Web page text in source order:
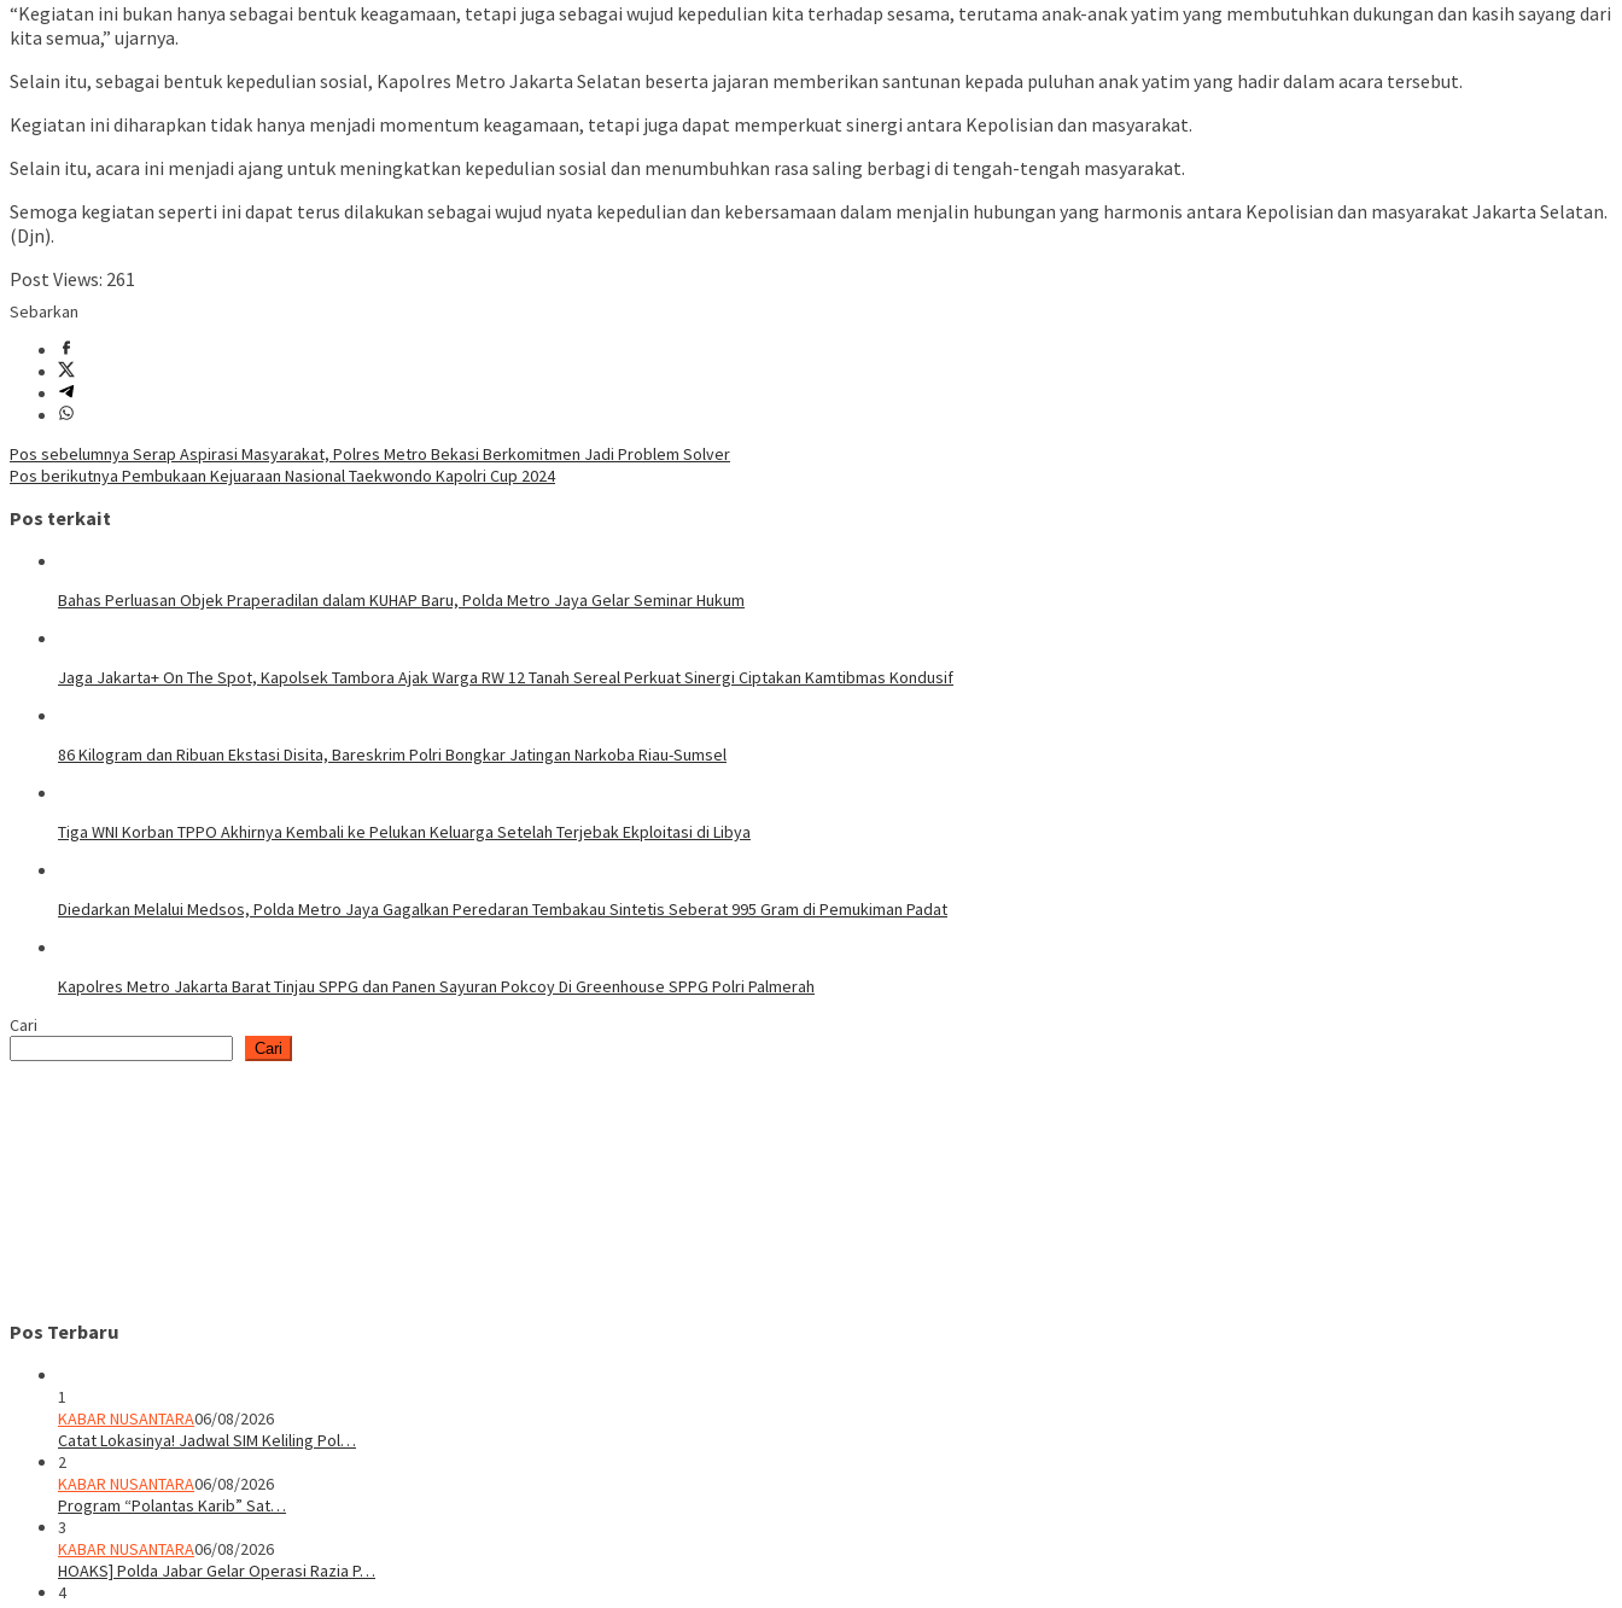
“Kegiatan ini bukan hanya sebagai bentuk keagamaan, tetapi juga sebagai wujud kepedulian kita terhadap sesama, terutama anak-anak yatim yang membutuhkan dukungan dan kasih sayang dari
kita semua,” ujarnya.
Selain itu, sebagai bentuk kepedulian sosial, Kapolres Metro Jakarta Selatan beserta jajaran memberikan santunan kepada puluhan anak yatim yang hadir dalam acara tersebut.
Kegiatan ini diharapkan tidak hanya menjadi momentum keagamaan, tetapi juga dapat memperkuat sinergi antara Kepolisian dan masyarakat.
Selain itu, acara ini menjadi ajang untuk meningkatkan kepedulian sosial dan menumbuhkan rasa saling berbagi di tengah-tengah masyarakat.
Semoga kegiatan seperti ini dapat terus dilakukan sebagai wujud nyata kepedulian dan kebersamaan dalam menjalin hubungan yang harmonis antara Kepolisian dan masyarakat Jakarta Selatan.
(Djn).
Post Views: 261
Sebarkan
Navigasi
pos
Pos sebelumnya Serap Aspirasi Masyarakat, Polres Metro Bekasi Berkomitmen Jadi Problem Solver
Pos berikutnya Pembukaan Kejuaraan Nasional Taekwondo Kapolri Cup 2024
Pos terkait
Bahas Perluasan Objek Praperadilan dalam KUHAP Baru, Polda Metro Jaya Gelar Seminar Hukum
Jaga Jakarta+ On The Spot, Kapolsek Tambora Ajak Warga RW 12 Tanah Sereal Perkuat Sinergi Ciptakan Kamtibmas Kondusif
86 Kilogram dan Ribuan Ekstasi Disita, Bareskrim Polri Bongkar Jatingan Narkoba Riau-Sumsel
Tiga WNI Korban TPPO Akhirnya Kembali ke Pelukan Keluarga Setelah Terjebak Ekploitasi di Libya
Diedarkan Melalui Medsos, Polda Metro Jaya Gagalkan Peredaran Tembakau Sintetis Seberat 995 Gram di Pemukiman Padat
Kapolres Metro Jakarta Barat Tinjau SPPG dan Panen Sayuran Pokcoy Di Greenhouse SPPG Polri Palmerah
Cari
Cari
Pos Terbaru
1
KABAR NUSANTARA06/08/2026
Catat Lokasinya! Jadwal SIM Keliling Pol…
2
KABAR NUSANTARA06/08/2026
Program “Polantas Karib” Sat…
3
KABAR NUSANTARA06/08/2026
HOAKS] Polda Jabar Gelar Operasi Razia P…
4